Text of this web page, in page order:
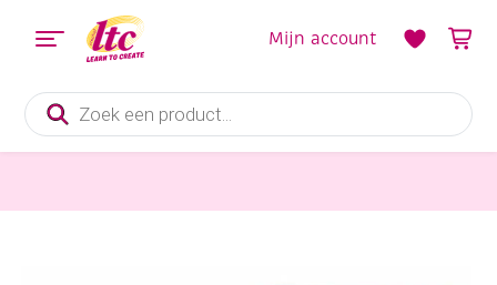
Producten
zoeken
Mijn account